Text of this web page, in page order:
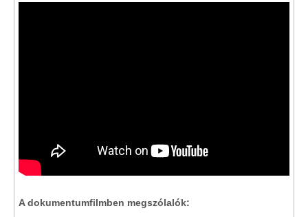
A dokumentumfilmben megszólalók: